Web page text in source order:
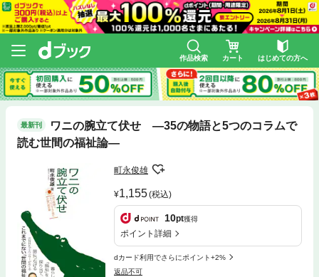
作品検索 カート はじめての方へ
最新刊
ワニの腕立て伏せ ―35の物語と5つのコラムで
読む世間の福祉論―
町永俊雄
1,155(税込)
10pt獲得
ポイント詳細
dカード利用でさらにポイント+2%
返品不可